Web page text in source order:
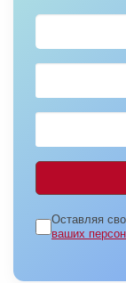
Оставляя
ваших